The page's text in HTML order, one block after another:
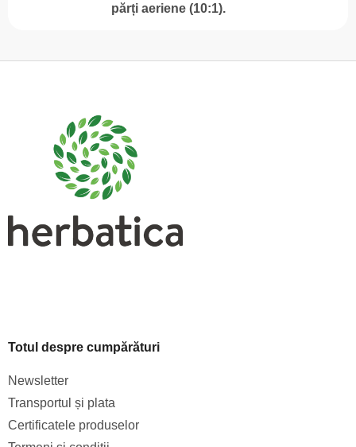
părți aeriene (10:1).
Totul despre cumpărături
Newsletter
Transportul și plata
Certificatele produselor